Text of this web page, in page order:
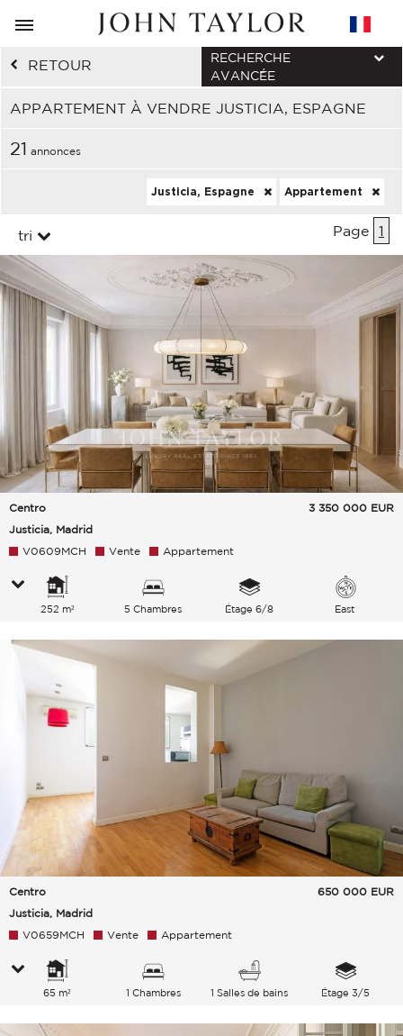
RETOUR
APPARTEMENT À VENDRE JUSTICIA, ESPAGNE
RECHERCHE
AVANCÉE
21 annonces
Justicia, Espagne Appartement
tri Page 1
Centro
Justicia, Madrid
3 350 000 EUR
V0609MCH Vente Appartement
252 m² 5 Chambres Étage 6/8 East
Centro
Justicia, Madrid
650 000 EUR
V0659MCH Vente Appartement
65 m² 1 Chambres 1 Salles de bains Étage 3/5